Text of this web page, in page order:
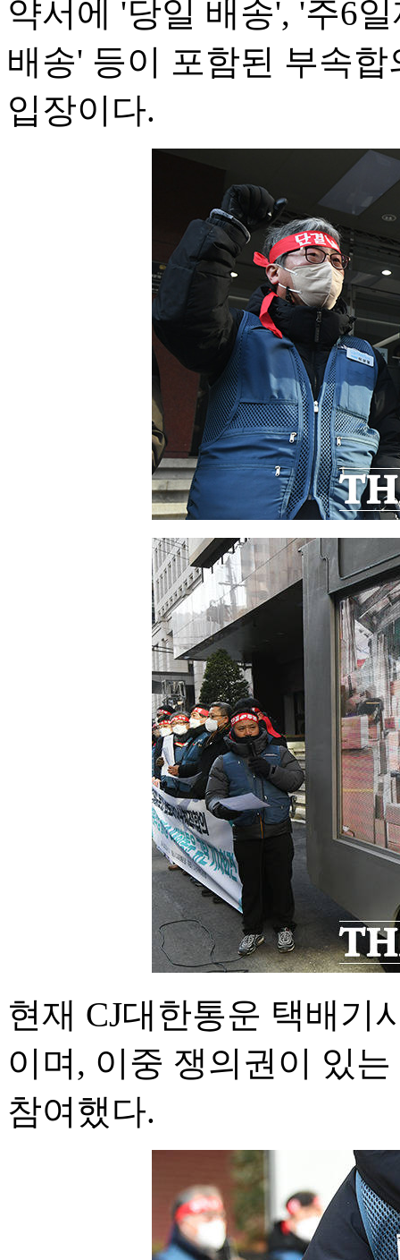
약서에 '당일 배송', '주6
배송' 등이 포함된 부속
입장이다.
현재 CJ대한통운 택배기
이며, 이중 쟁의권이 있
참여했다.